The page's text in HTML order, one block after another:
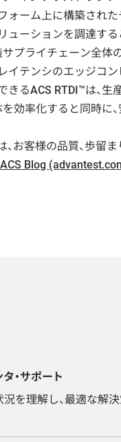
ォーム上に構築され
ューションを調達する
サプライチェーン全体
イテンシのエッジコ
きるACS RTDI™は、
効率化すると同時に
お客様の品質、歩留
ACS Blog
・サポート
況を理解し、最適な解